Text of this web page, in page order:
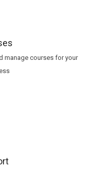
manage courses for your